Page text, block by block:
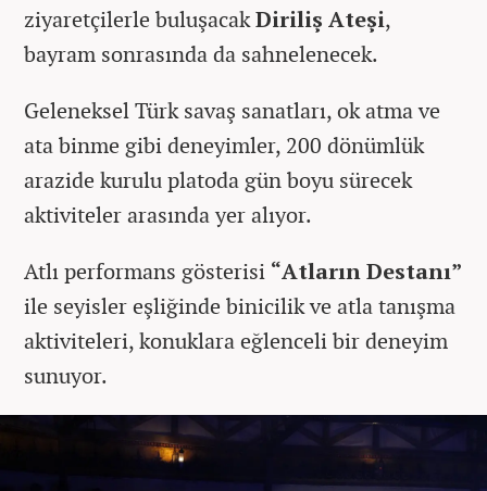
ziyaretçilerle buluşacakDiriliş Ateşi,
bayram sonrasında da sahnelenecek.
Geleneksel Türk savaş sanatları, ok atma ve
ata binme gibi deneyimler, 200 dönümlük
arazide kurulu platoda gün boyu sürecek
aktiviteler arasında yer alıyor.
Atlı performans gösterisi “Atların Destanı”
ile seyisler eşliğinde binicilik ve atla tanışma
aktiviteleri, konuklara eğlenceli bir deneyim
sunuyor.